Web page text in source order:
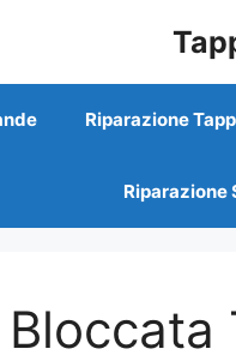
Riparazione
Riparazione